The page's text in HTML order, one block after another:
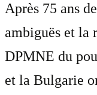
Après 75 ans
ambiguës et la
DPMNE du
et la Bulgarie